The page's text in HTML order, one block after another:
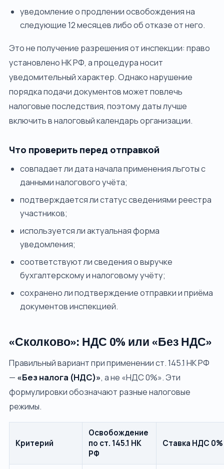
уведомление о продлении освобождения на
следующие 12 месяцев либо об отказе от него.
Это не получение разрешения от инспекции: право
установлено НК РФ, а процедура носит
уведомительный характер. Однако нарушение
порядка подачи документов может повлечь
налоговые последствия, поэтому даты лучше
включить в налоговый календарь организации.
Что проверить перед отправкой
совпадает ли дата начала применения льготы с
данными налогового учёта;
подтверждается ли статус сведениями реестра
участников;
используется ли актуальная форма
уведомления;
соответствуют ли сведения о выручке
бухгалтерскому и налоговому учёту;
сохранено ли подтверждение отправки и приёма
документов инспекцией.
«Сколково»: НДС 0% или «Без НДС»
Правильный вариант при применении ст. 145.1 НК РФ
— «Без налога (НДС)», а не «НДС 0%». Эти
формулировки обозначают разные налоговые
режимы.
Критерий
Освобождение
по ст. 145.1 НК
РФ
Ставка НДС 0%